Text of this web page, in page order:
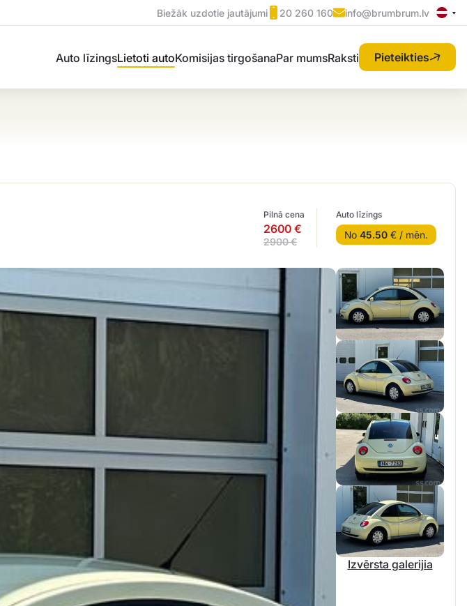
Biežāk uzdotie jautājumi 20 260 160 info@brumbrum.lv
Auto līzingsLietoti autoKomisijas tirgošanaPar mumsRaksti Pieteikties
Pilnā cena
2600 €
2900 €
Auto līzings
No 45.50 € / mēn.
Izvērsta galerijia